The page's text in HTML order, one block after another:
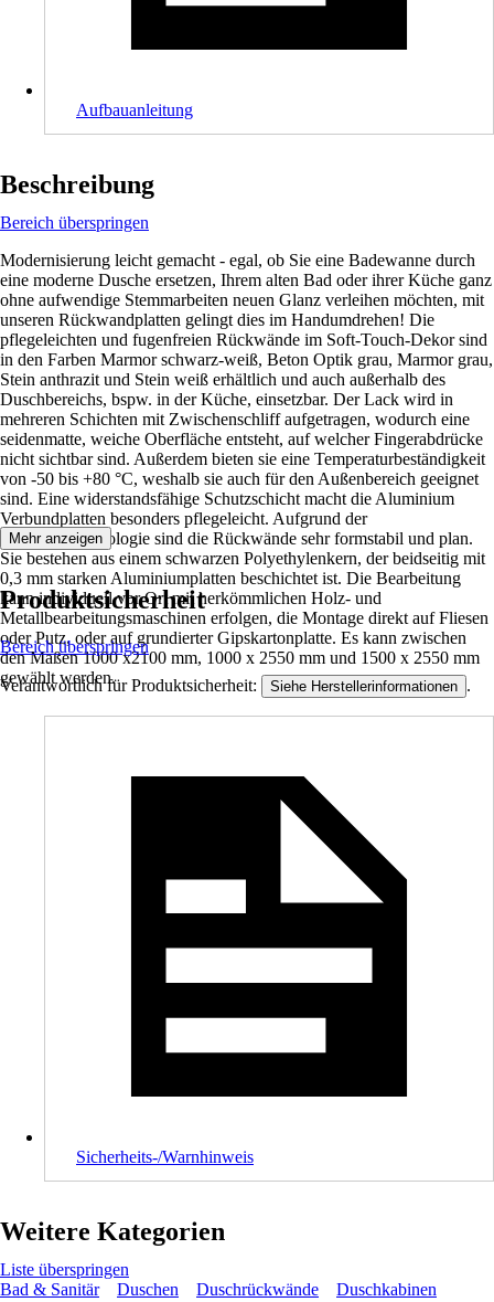
Aufbauanleitung
Beschreibung
Bereich überspringen
Modernisierung leicht gemacht - egal, ob Sie eine Badewanne durch
eine moderne Dusche ersetzen, Ihrem alten Bad oder ihrer Küche ganz
ohne aufwendige Stemmarbeiten neuen Glanz verleihen möchten, mit
unseren Rückwandplatten gelingt dies im Handumdrehen! Die
pflegeleichten und fugenfreien Rückwände im Soft-Touch-Dekor sind
in den Farben Marmor schwarz-weiß, Beton Optik grau, Marmor grau,
Stein anthrazit und Stein weiß erhältlich und auch außerhalb des
Duschbereichs, bspw. in der Küche, einsetzbar. Der Lack wird in
mehreren Schichten mit Zwischenschliff aufgetragen, wodurch eine
seidenmatte, weiche Oberfläche entsteht, auf welcher Fingerabdrücke
nicht sichtbar sind. Außerdem bieten sie eine Temperaturbeständigkeit
von -50 bis +80 °C, weshalb sie auch für den Außenbereich geeignet
sind. Eine widerstandsfähige Schutzschicht macht die Aluminium
Verbundplatten besonders pflegeleicht. Aufgrund der
Sandwichtechnologie sind die Rückwände sehr formstabil und plan.
Sie bestehen aus einem schwarzen Polyethylenkern, der beidseitig mit
0,3 mm starken Aluminiumplatten beschichtet ist. Die Bearbeitung
kann individuell vor Ort mit herkömmlichen Holz- und
Metallbearbeitungsmaschinen erfolgen, die Montage direkt auf Fliesen
oder Putz, oder auf grundierter Gipskartonplatte. Es kann zwischen
den Maßen 1000 x2100 mm, 1000 x 2550 mm und 1500 x 2550 mm
gewählt werden.
Mehr anzeigen
Produktsicherheit
Bereich überspringen
Verantwortlich für Produktsicherheit: Siehe Herstellerinformationen .
Sicherheits-/Warnhinweis
Weitere Kategorien
Liste überspringen
Bad & Sanitär
Duschen Duschrückwände
Duschkabinen